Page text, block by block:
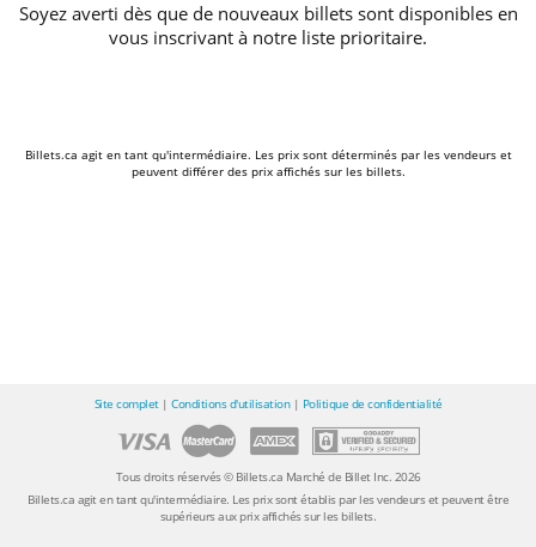
Soyez averti dès que de nouveaux billets sont disponibles en
vous inscrivant à notre liste prioritaire.
Billets.ca agit en tant qu'intermédiaire. Les prix sont déterminés par les vendeurs et
peuvent différer des prix affichés sur les billets.
Site complet| Conditions d'utilisation| Politique de confidentialité
Tous droits réservés © Billets.ca Marché de Billet Inc. 2026
Billets.ca agit en tant qu'intermédiaire. Les prix sont établis par les vendeurs et peuvent être
supérieurs aux prix affichés sur les billets.